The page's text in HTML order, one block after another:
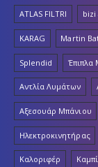
ATLAS FILTRI bizi
KARAG Martin
Splendid Έπιπλα
Αντλία Λυμάτων
Αξεσουάρ Μπάνιου
Ηλεκτροκινητήρας
Καλοριφέρ